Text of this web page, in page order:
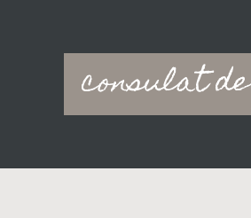
consulat
Main
navigation